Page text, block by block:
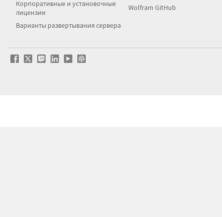
Корпоративные и установочные
лицензии
Варианты развертывания сервера
Wolfram GitHub